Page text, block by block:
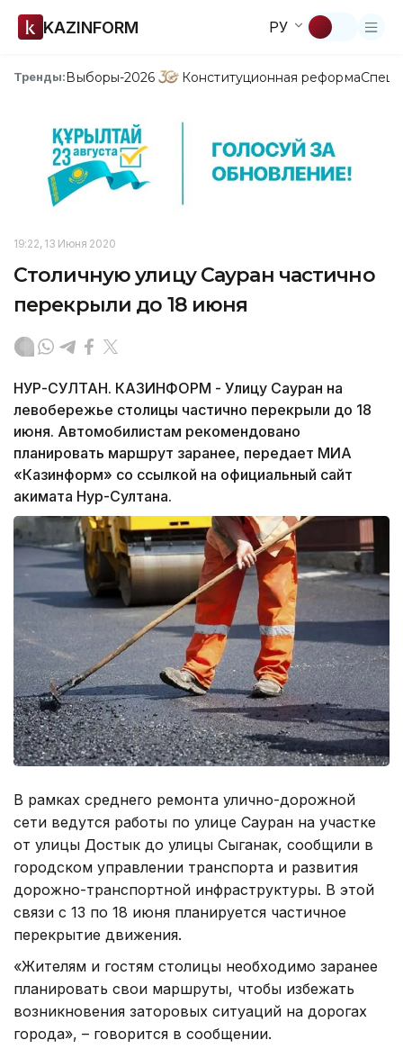
KAZINFORM РУ
Тренды:Выборы-2026 Конституционная реформа
19:22, 13 Июня 2020
Столичную улицу Сауран частично
перекрыли до 18 июня
НУР-СУЛТАН. КАЗИНФОРМ - Улицу Сауран на
левобережье столицы частично перекрыли до 18
июня. Автомобилистам рекомендовано
планировать маршрут заранее, передает МИА
«Казинформ» со ссылкой на официальный сайт
акимата Нур-Султана.
В рамках среднего ремонта улично-дорожной
сети ведутся работы по улице Сауран на участке
от улицы Достык до улицы Сыганак, сообщили в
городском управлении транспорта и развития
дорожно-транспортной инфраструктуры. В этой
связи с 13 по 18 июня планируется частичное
перекрытие движения.
«Жителям и гостям столицы необходимо заранее
планировать свои маршруты, чтобы избежать
возникновения заторовых ситуаций на дорогах
города», – говорится в сообщении.